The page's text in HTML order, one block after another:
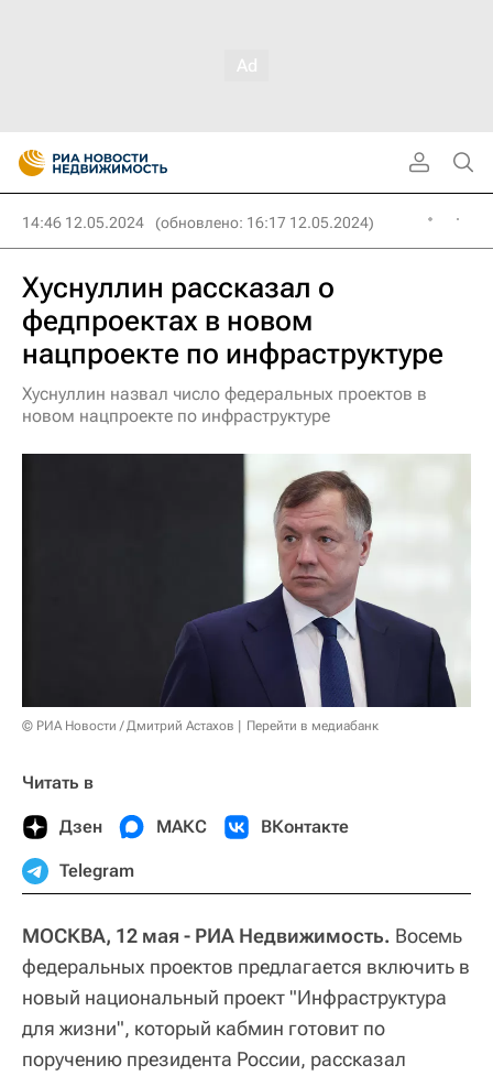
14:46 12.05.2024 (обновлено: 16:17 12.05.2024)
Хуснуллин рассказал о
федпроектах в новом
нацпроекте по инфраструктуре
Хуснуллин назвал число федеральных проектов в
новом нацпроекте по инфраструктуре
© РИА Новости / Дмитрий Астахов Перейти в медиабанк
Читать в
Дзен МАКС ВКонтакте
Telegram
МОСКВА, 12 мая - РИА Недвижимость. Восемь
федеральных проектов предлагается включить в
новый национальный проект "Инфраструктура
для жизни", который кабмин готовит по
поручению президента России, рассказал